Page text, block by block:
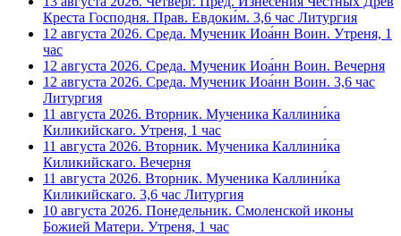
Креста Господня. Прав. Евдоки́м. 3,6 час Литургия
12 августа 2026. Среда. Мученик Иоа́нн Воин. Утреня, 1
час
12 августа 2026. Среда. Мученик Иоа́нн Воин. Вечерня
12 августа 2026. Среда. Мученик Иоа́нн Воин. 3,6 час
Литургия
11 августа 2026. Вторник. Мученика Каллини́ка
Киликийскаго. Утреня, 1 час
11 августа 2026. Вторник. Мученика Каллини́ка
Киликийскаго. Вечерня
11 августа 2026. Вторник. Мученика Каллини́ка
Киликийскаго. 3,6 час Литургия
10 августа 2026. Понедельник. Смоленской иконы
Божией Матери. Утреня, 1 час